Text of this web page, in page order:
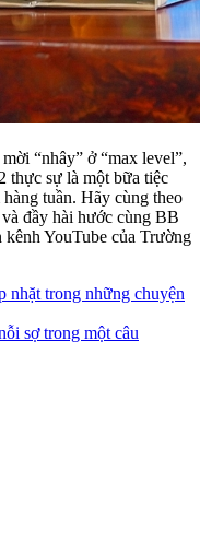
“nhây” ở “max level”,
thực sự là một bữa tiệc
tuần. Hãy cùng theo
đầy hài hước cùng BB
YouTube của Trường
nhặt trong những chuyện
sợ trong một câu